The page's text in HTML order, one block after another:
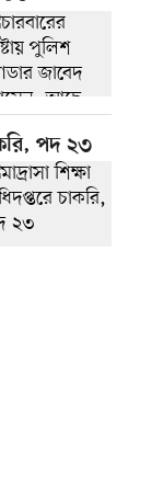
পদ ২৩